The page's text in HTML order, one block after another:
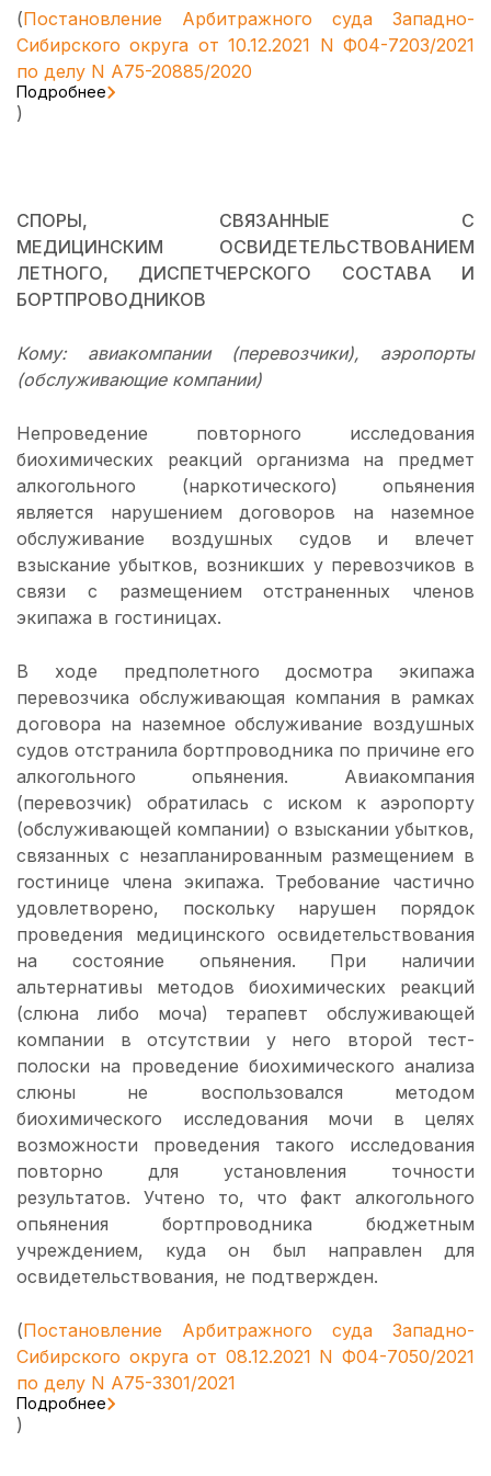
(Постановление Арбитражного суда Западно-
Сибирского округа от 10.12.2021 N Ф04-7203/2021
по делу N А75-20885/2020
Подробнее
)
СПОРЫ, СВЯЗАННЫЕ С
МЕДИЦИНСКИМ ОСВИДЕТЕЛЬСТВОВАНИЕМ
ЛЕТНОГО, ДИСПЕТЧЕРСКОГО СОСТАВА И
БОРТПРОВОДНИКОВ
Кому: авиакомпании (перевозчики), аэропорты
(обслуживающие компании)
Непроведение повторного исследования
биохимических реакций организма на предмет
алкогольного (наркотического) опьянения
является нарушением договоров на наземное
обслуживание воздушных судов и влечет
взыскание убытков, возникших у перевозчиков в
связи с размещением отстраненных членов
экипажа в гостиницах.
В ходе предполетного досмотра экипажа
перевозчика обслуживающая компания в рамках
договора на наземное обслуживание воздушных
судов отстранила бортпроводника по причине его
алкогольного опьянения. Авиакомпания
(перевозчик) обратилась с иском к аэропорту
(обслуживающей компании) о взыскании убытков,
связанных с незапланированным размещением в
гостинице члена экипажа. Требование частично
удовлетворено, поскольку нарушен порядок
проведения медицинского освидетельствования
на состояние опьянения. При наличии
альтернативы методов биохимических реакций
(слюна либо моча) терапевт обслуживающей
компании в отсутствии у него второй тест-
полоски на проведение биохимического анализа
слюны не воспользовался методом
биохимического исследования мочи в целях
возможности проведения такого исследования
повторно для установления точности
результатов. Учтено то, что факт алкогольного
опьянения бортпроводника бюджетным
учреждением, куда он был направлен для
освидетельствования, не подтвержден.
(Постановление Арбитражного суда Западно-
Сибирского округа от 08.12.2021 N Ф04-7050/2021
по делу N А75-3301/2021
Подробнее
)